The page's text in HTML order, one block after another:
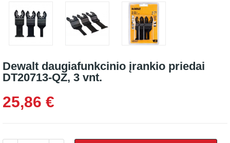
Dewalt daugiafunkcinio įrankio priedai
DT20713-QZ, 3 vnt.
25,86 €